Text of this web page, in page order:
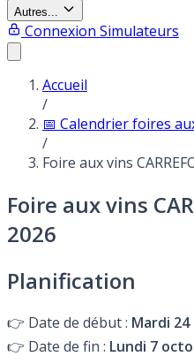
Autres...
Connexion Simulateurs
Accueil
/
📅 Calendrier foires
/
Foire aux vins
Foire aux vins
2026
Planification
👉 Date de début : Mardi
👉 Date de fin : Lundi 7